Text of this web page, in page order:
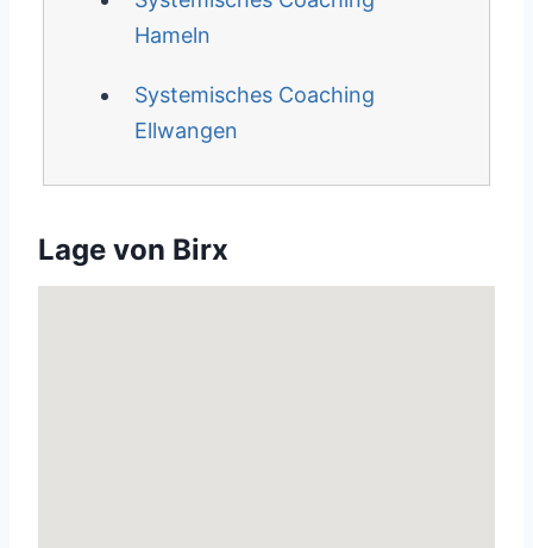
Hameln
Systemisches Coaching
Ellwangen
Lage von Birx